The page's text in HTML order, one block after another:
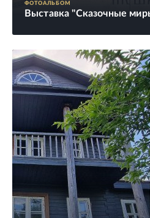
ФОТОАЛЬБОМ
Выставка "Сказочные